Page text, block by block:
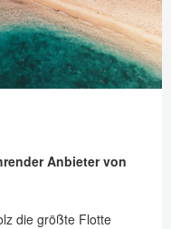
Anbieter von
die größte Flotte